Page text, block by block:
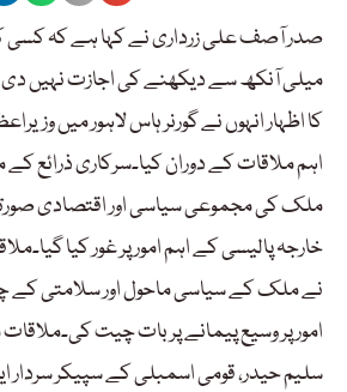
صدر آصف علی زرداری نے کہا ہے کہ کسی
میلی آنکھ سے دیکھنے کی اجازت نہیں
کا اظہار انہوں نے گورنر ہاس لاہور میں
اہم ملاقات کے دوران کیا۔سرکاری ذرائع
ملک کی مجموعی سیاسی اور اقتصادی
خارجہ پالیسی کے اہم امور پر غور کیا
نے ملک کے سیاسی ماحول اور سلامتی کے
امور پر وسیع پیمانے پر بات چیت کی۔ملاقات
سلیم حیدر، قومی اسمبلی کے سپیکر سردار